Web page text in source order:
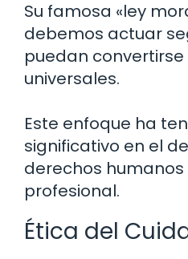
Su famosa «ley
debemos actuar
puedan convertirse
universales.
Este enfoque ha
significativo en el
derechos humanos
profesional.
Ética del